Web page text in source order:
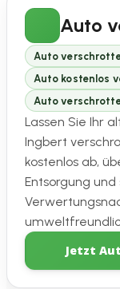
Auto
Auto
Auto kostenlos
Auto
Lassen Sie Ihr
Ingbert
kostenlos ab,
Entsorgung
Jetzt